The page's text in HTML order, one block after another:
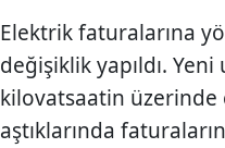
Elektrik faturalarına
değişiklik yapıldı.
kilovatsaatin üzerinde
aştıklarında